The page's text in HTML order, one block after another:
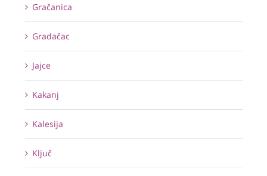
Gračanica
Gradačac
Jajce
Kakanj
Kalesija
Ključ